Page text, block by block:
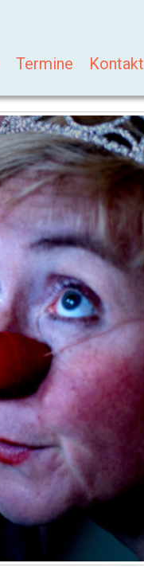
Termine Kontakt